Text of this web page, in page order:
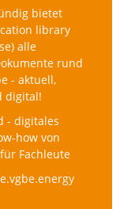
bietet
library
alle
rund
- aktuell,
digital!
- digitales
how von
Fachleute